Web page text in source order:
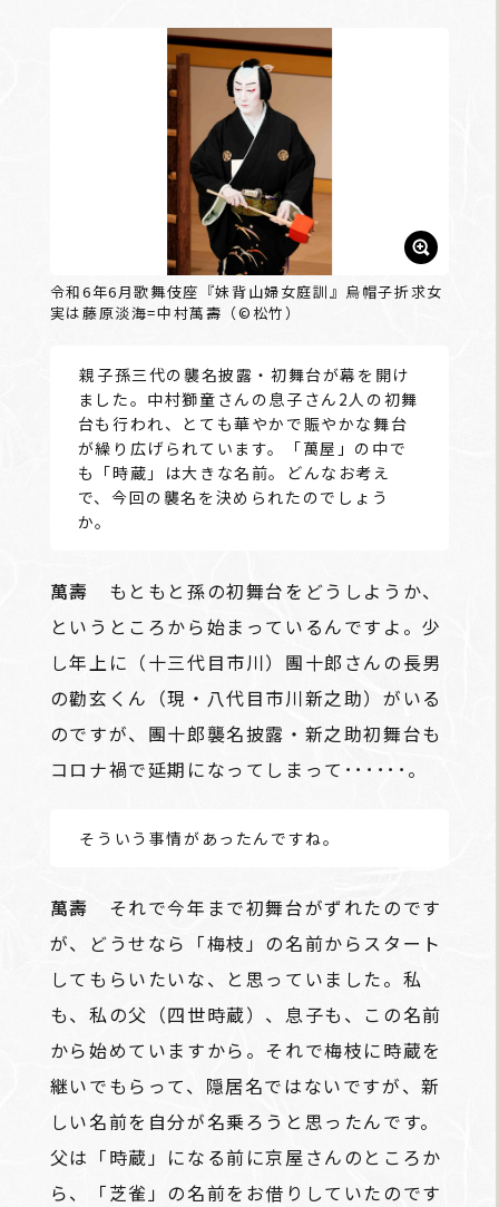
令和6年6月歌舞伎座『妹背山婦女庭訓』烏帽子折求女
実は藤原淡海=中村萬壽（©松竹）
――親子孫三代の襲名披露・初舞台が幕を開け
ました。中村獅童さんの息子さん2人の初舞
台も行われ、とても華やかで賑やかな舞台
が繰り広げられています。「萬屋」の中で
も「時蔵」は大きな名前。どんなお考え
で、今回の襲名を決められたのでしょう
か。
萬壽 もともと孫の初舞台をどうしようか、
というところから始まっているんですよ。少
し年上に（十三代目市川）團十郎さんの長男
の勸玄くん（現・八代目市川新之助）がいる
のですが、團十郎襲名披露・新之助初舞台も
コロナ禍で延期になってしまって･･････。
――そういう事情があったんですね。
萬壽 それで今年まで初舞台がずれたのです
が、どうせなら「梅枝」の名前からスタート
してもらいたいな、と思っていました。私
も、私の父（四世時蔵）、息子も、この名前
から始めていますから。それで梅枝に時蔵を
継いでもらって、隠居名ではないですが、新
しい名前を自分が名乗ろうと思ったんです。
父は「時蔵」になる前に京屋さんのところか
ら、「芝雀」の名前をお借りしていたのです